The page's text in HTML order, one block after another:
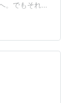
。でもそれっ
終えていた
を作って掃除
、久しぶり
に外出する
しようかと